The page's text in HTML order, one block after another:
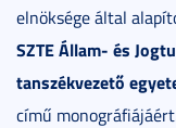
elnöksége által
SZTE Állam- és
tanszékvezető
című